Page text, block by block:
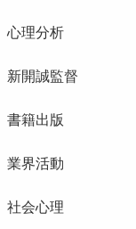
心理分析
新開誠監督
書籍出版
業界活動
社会心理